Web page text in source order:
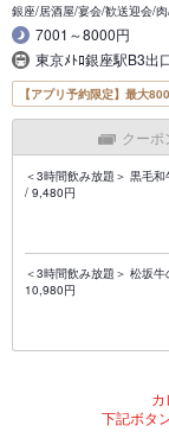
銀座/居酒屋/宴会/歓送迎会/
7001～8000円
東京ﾒﾄﾛ銀座駅B3出
【アプリ予約限定】最大
クーポ
＜3時間飲み放題＞ 黒毛
/ 9,480円
＜3時間飲み放題＞ 松坂
10,980円
下記ボタ